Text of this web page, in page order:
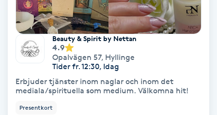
Vaxning brasiliansk
Veterinär
Vibrationsmassage
Vinyasa Yoga
Beauty & Spirit by Nettan
4.9
Opalvägen 57, Hyllinge
Tider fr. 12:30, Idag
Erbjuder tjänster inom naglar och inom det
mediala/spirituella som medium. Välkomna hit!
Presentkort